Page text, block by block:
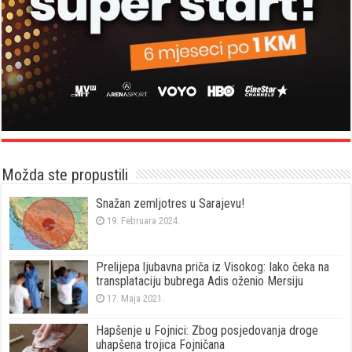
Možda ste propustili
Snažan zemljotres u Sarajevu!
19. Februara 2024.
Prelijepa ljubavna priča iz Visokog: Iako čeka na
transplataciju bubrega Adis oženio Mersiju
17. Maja 2021.
Hapšenje u Fojnici: Zbog posjedovanja droge
uhapšena trojica Fojničana